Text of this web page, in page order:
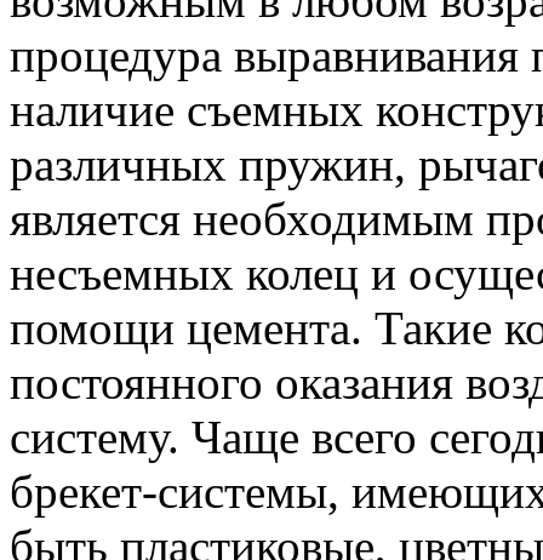
процедура выравнивания
наличие съемных
различных пружин,
является необходимым
несъемных колец и
помощи цемента. Такие
постоянного оказания
систему. Чаще всего
брекет-системы,
быть пластиковые,